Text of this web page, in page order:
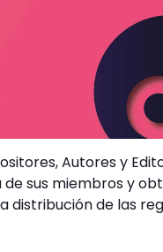
Autores y
sus miembros y
distribución de las